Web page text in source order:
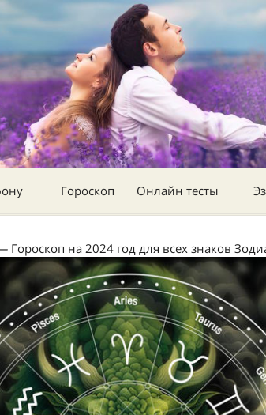
Гороскоп Онлайн тесты
Гороскоп на 2024 год для всех знаков